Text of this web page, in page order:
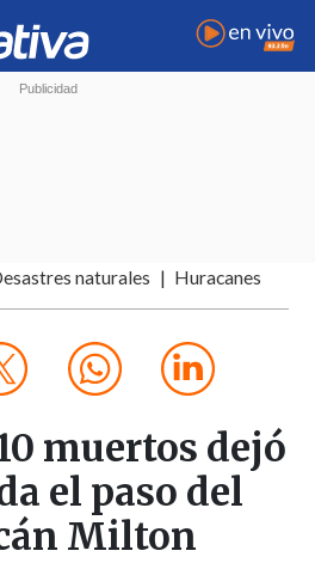
naturales Huracanes
muertos dejó
el paso del
Milton